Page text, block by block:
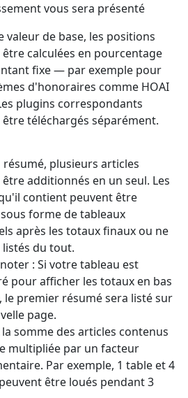
vous sera présenté
valeur de base, les positions
calculées en pourcentage
fixe — par exemple pour
d'honoraires comme HOAI
plugins correspondants
téléchargés séparément.
résumé, plusieurs articles
additionnés en un seul. Les
contient peuvent être
forme de tableaux
après les totaux finaux ou ne
listés du tout.
: Si votre tableau est
pour afficher les totaux en bas
le premier résumé sera listé sur
page.
la somme des articles contenus
multipliée par un facteur
Par exemple, 1 table et 4
être loués pendant 3